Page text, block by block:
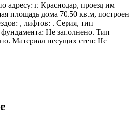
адресу: г. Краснодар, проезд им
площадь дома 70.50 кв.м, построен
, лифтов: . Серия, тип
Не заполнено. Тип
Материал несущих стен: Не